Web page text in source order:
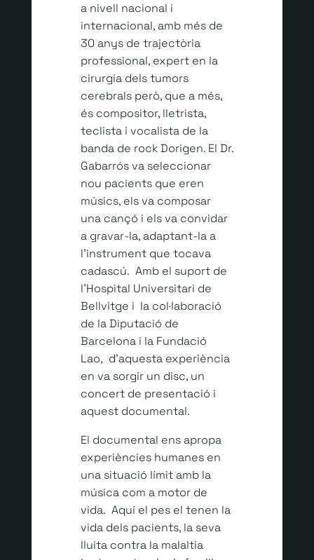
a nivell nacional i
internacional, amb més de
30 anys de trajectòria
professional, expert en la
cirurgia dels tumors
cerebrals però, que a més,
és compositor, lletrista,
teclista i vocalista de la
banda de rock Dorigen. El Dr.
Gabarrós va seleccionar
nou pacients que eren
músics, els va composar
una cançó i els va convidar
a gravar-la, adaptant-la a
l’instrument que tocava
cadascú. Amb el suport de
l’Hospital Universitari de
Bellvitge i la col·laboració
de la Diputació de
Barcelona i la Fundació
Lao, d’aquesta experiència
en va sorgir un disc, un
concert de presentació i
aquest documental.
El documental ens apropa
experiències humanes en
una situació límit amb la
música com a motor de
vida. Aquí el pes el tenen la
vida dels pacients, la seva
lluita contra la malaltia